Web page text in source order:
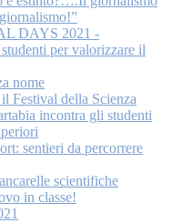
DAYS 2021 -
per valorizzare il
nome
Festival della Scienza
incontra gli studenti
sentieri da percorrere
scientifiche
in classe!